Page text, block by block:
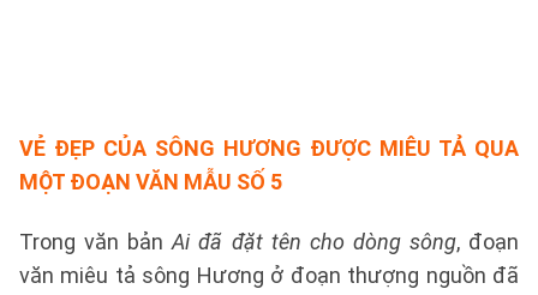
VẺ ĐẸP CỦA SÔNG HƯƠNG ĐƯỢC MIÊU TẢ QUA
MỘT ĐOẠN VĂN MẪU SỐ 5
Trong văn bảnAi đã đặt tên cho dòng sông, đoạn
văn miêu tả sông Hương ở đoạn thượng nguồn đã